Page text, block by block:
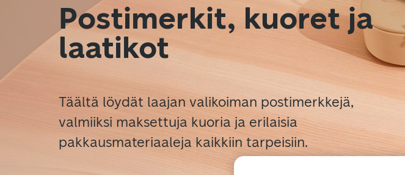
Postimerkit, kuoret ja
laatikot
Täältä löydät laajan valikoiman postimerkkejä,
valmiiksi maksettuja kuoria ja erilaisia
pakkausmateriaaleja kaikkiin tarpeisiin.